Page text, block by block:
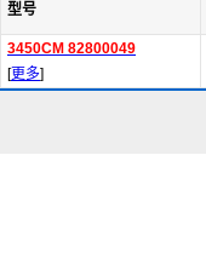
型号
3450CM 82800049
[更多]